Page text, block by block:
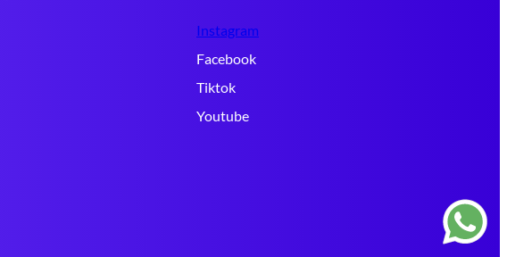
Instagram
Facebook
Tiktok
Youtube